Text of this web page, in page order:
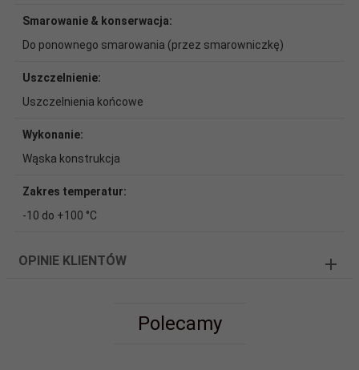
Smarowanie & konserwacja:
Do ponownego smarowania (przez smarowniczkę)
Uszczelnienie:
Uszczelnienia końcowe
Wykonanie:
Wąska konstrukcja
Zakres temperatur:
-10 do +100 °C
OPINIE KLIENTÓW
Polecamy